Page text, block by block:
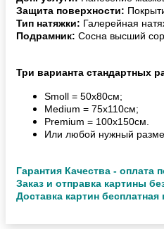
Защита поверхности:
Тип натяжки: Галерейная
Подрамник: Сосна высший
Три варианта стандартных
Smoll = 50х80см;
Medium = 75х110см;
Premium = 100х150см.
Или любой нужный
Гарантия Качества - оплата
Заказ и отправка картины
Доставка картин бесплатная